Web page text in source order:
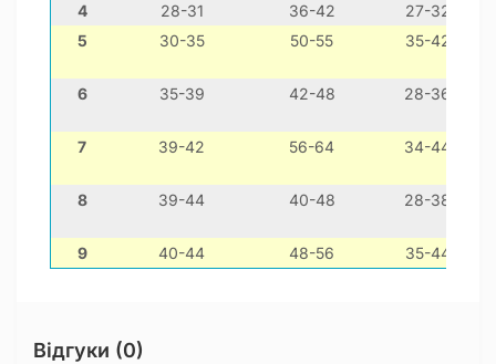
4
28-31 36-42
27-32
5
30-35 50-55 35-42
6 35-39 42-48 28-36
7 39-42 56-64 34-44
8 39-44 40-48 28-38
9 40-44 48-56 35-44
Відгуки (0)